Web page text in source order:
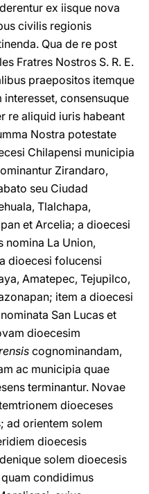
ex iisque nova
civilis regionis
Qua de re post
Fratres Nostros S. R. E.
praepositos itemque
consensuque
re aliquid iuris habeant
Nostra potestate
Chilapensi municipia
Zirandaro,
seu Ciudad
Tlalchapa,
et Arcelia; a dioecesi
nomina La Union,
dioecesi folucensi
Amatepec, Tejupilco,
item a dioecesi
San Lucas et
dioecesim
cognominandam,
ac municipia quae
terminantur. Novae
dioeceses
ad orientem solem
dioecesis
solem dioecesis
condidimus